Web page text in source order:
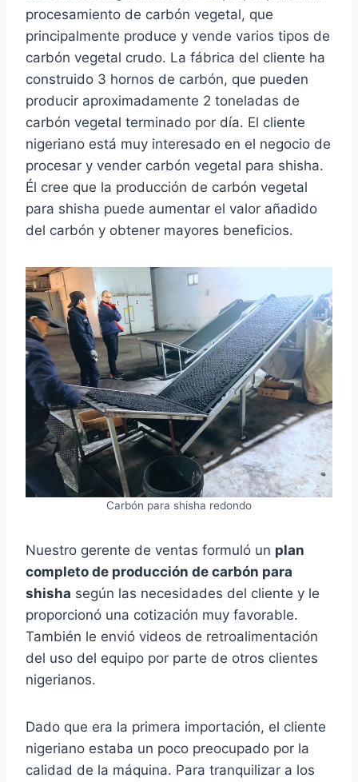
procesamiento de carbón vegetal, que
principalmente produce y vende varios tipos de
carbón vegetal crudo. La fábrica del cliente ha
construido 3 hornos de carbón, que pueden
producir aproximadamente 2 toneladas de
carbón vegetal terminado por día. El cliente
nigeriano está muy interesado en el negocio de
procesar y vender carbón vegetal para shisha.
Él cree que la producción de carbón vegetal
para shisha puede aumentar el valor añadido
del carbón y obtener mayores beneficios.
Carbón para shisha redondo
Nuestro gerente de ventas formuló un plan
completo de producción de carbón para
shisha según las necesidades del cliente y le
proporcionó una cotización muy favorable.
También le envió videos de retroalimentación
del uso del equipo por parte de otros clientes
nigerianos.
Dado que era la primera importación, el cliente
nigeriano estaba un poco preocupado por la
calidad de la máquina. Para tranquilizar a los